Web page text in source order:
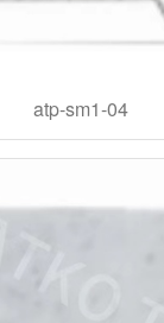
atp-sm1-04